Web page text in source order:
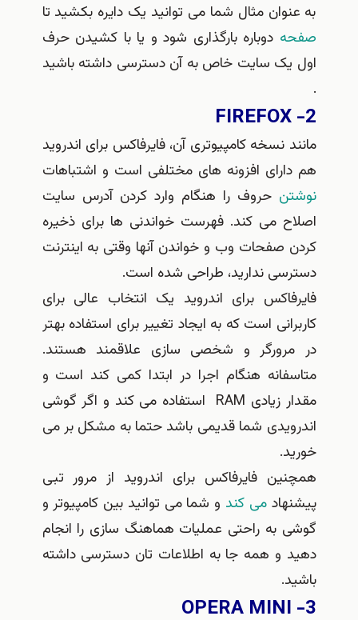
مثال شما می توانید یک دایره بکشید تا
دوباره بارگذاری شود و یا با کشیدن حرف
سایت خاص به آن دسترسی داشته باشید
نسخه کامپیوتری آن، فایرفاکس برای اندروید
افزونه های مختلفی است و اشتباهات
حروف را هنگام وارد کردن آدرس سایت
می کند. فهرست خواندنی ها برای ذخیره
صفحات وب و خواندن آنها وقتی به اینترنت
ندارید، طراحی شده است.
برای اندروید یک انتخاب عالی برای
است که به ایجاد تغییر برای استفاده بهتر
و شخصی سازی علاقمند هستند.
هنگام اجرا در ابتدا کمی کند است و
مقدار زیادی RAM استفاده می کند و اگر گوشی
شما قدیمی باشد حتما به مشکل بر می
فایرفاکس برای اندروید از مرور تبی
می کندو شما می توانید بین کامپیوتر و
به راحتی عملیات هماهنگ سازی را انجام
و همه جا به اطلاعات تان دسترسی داشته